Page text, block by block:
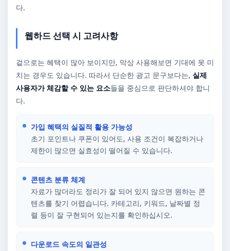
다.
웹하드 선택 시 고려사항
겉으로는 혜택이 많아 보이지만, 막상 사용해보면 기대에 못 미
치는 경우도 있습니다. 따라서 단순한 광고 문구보다는, 실제
사용자가 체감할 수 있는 요소들을 중심으로 판단하셔야 합니
다.
가입 혜택의 실질적 활용 가능성
초기 포인트나 쿠폰이 있어도, 사용 조건이 복잡하거나
제한이 많으면 실효성이 떨어질 수 있습니다.
콘텐츠 분류 체계
자료가 많더라도 정리가 잘 되어 있지 않으면 원하는 콘
텐츠를 찾기 어렵습니다. 카테고리, 키워드, 날짜별 정
렬 등이 잘 구현되어 있는지를 확인하십시오.
다운로드 속도의 일관성